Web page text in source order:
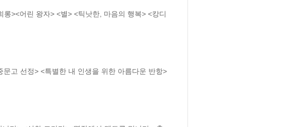
><어린 왕자> <별> <틱낫한, 마음의 행복> <캉디
고 선정> <특별한 내 인생을 위한 아름다운 반항>